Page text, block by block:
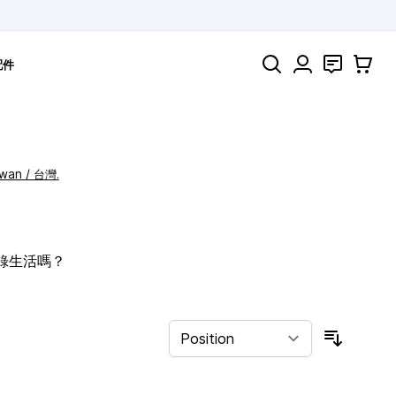
件 Search 聯絡 購物車
/ 台灣.
生活嗎？